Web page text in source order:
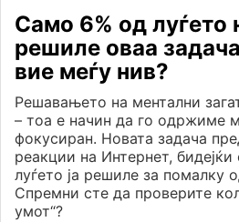
Само 6% од луѓето
решиле оваа
вие меѓу нив?
Решавањето на ментални
– тоа е начин да го одржиме
фокусиран. Новата задача
реакции на Интернет,
луѓето ја решиле за помалку
Спремни сте да проверите
умот“?